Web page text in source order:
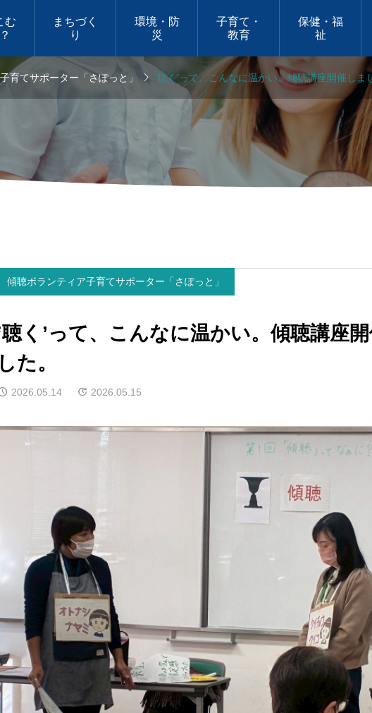
む
まちづく
り
環境・防
災
子育て・
教育
保健・福
祉
リーマーケッ
定期開催
せいわフリーマーケッ
育てサポーター「さぽっと」 ‛聴く’って、こんなに温かい。傾聴講座開催しま
傾聴ボランティア子育てサポーター「さぽっと」
聴く’って、こんなに温かい。傾聴講座
した。
2026.05.14 2026.05.15